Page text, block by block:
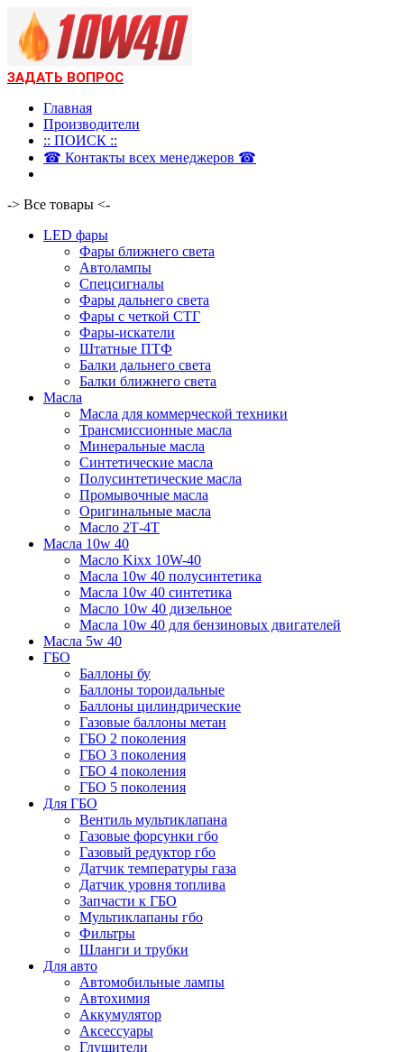
ЗАДАТЬ ВОПРОС
Главная
Производители
:: ПОИСК ::
☎ Контакты всех менеджеров ☎
-> Все товары <-
LED фары
Фары ближнего света
Автолампы
Спецсигналы
Фары дальнего света
Фары с четкой СТГ
Фары-искатели
Штатные ПТФ
Балки дальнего света
Балки ближнего света
Масла
Масла для коммерческой техники
Трансмиссионные масла
Минеральные масла
Синтетические масла
Полусинтетические масла
Промывочные масла
Оригинальные масла
Масло 2Т-4Т
Масла 10w 40
Mасло Kixx 10W-40
Масла 10w 40 полусинтетика
Масла 10w 40 синтетика
Масло 10w 40 дизельное
Масла 10w 40 для бензиновых двигателей
Масла 5w 40
ГБО
Баллоны бу
Баллоны тороидальные
Баллоны цилиндрические
Газовые баллоны метан
ГБО 2 поколения
ГБО 3 поколения
ГБО 4 поколения
ГБО 5 поколения
Для ГБО
Вентиль мультиклапана
Газовые форсунки гбо
Газовый редуктор гбо
Датчик температуры газа
Датчик уровня топлива
Запчасти к ГБО
Мультиклапаны гбо
Фильтры
Шланги и трубки
Для авто
Автомобильные лампы
Автохимия
Аккумулятор
Аксессуары
Глушители